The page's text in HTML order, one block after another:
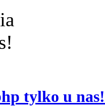
tylko u